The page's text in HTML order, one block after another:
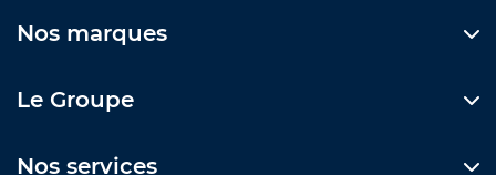
Nos marques
Le Groupe
Nos services